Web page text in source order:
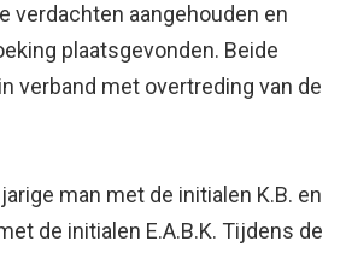
verdachten aangehouden en
plaatsgevonden. Beide
verband met overtreding van de
man met de initialen K.B. en
de initialen E.A.B.K. Tijdens de